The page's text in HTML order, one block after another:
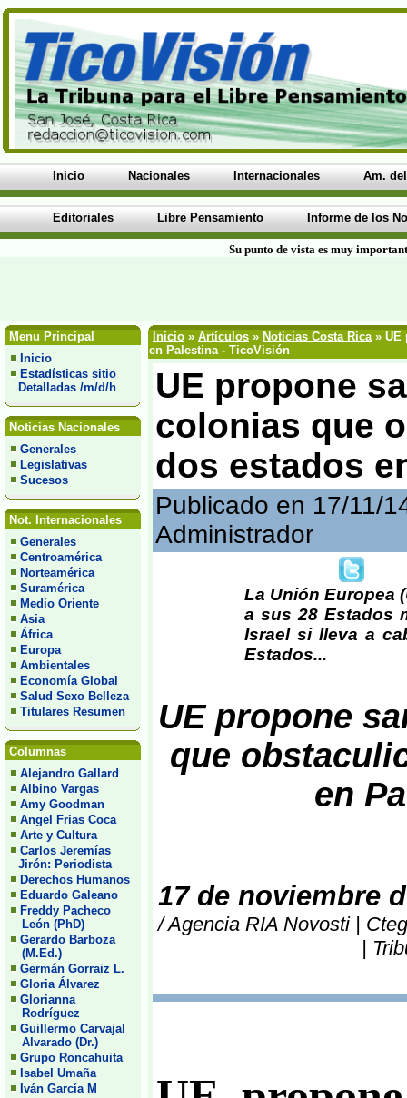
Inicio Nacionales Internacionales Am.
Editoriales Libre Pensamiento Informe de los
Su punto de vista es muy
Menu Principal
Inicio
Estadísticas sitio
Detalladas /m/d/h
Noticias Nacionales
Generales
Legislativas
Sucesos
Not. Internacionales
Generales
Centroamérica
Norteamérica
Suramérica
Medio Oriente
Asia
África
Europa
Ambientales
Economía Global
Salud Sexo Belleza
Titulares Resumen
Columnas
Alejandro Gallard
Albino Vargas
Amy Goodman
Angel Frias Coca
Arte y Cultura
Carlos Jeremías
Jirón: Periodista
Derechos Humanos
Eduardo Galeano
Freddy Pacheco
León (PhD)
Gerardo Barboza
(M.Ed.)
Germán Gorraiz L.
Gloria Álvarez
Glorianna
Rodríguez
Guillermo Carvajal
Alvarado (Dr.)
Grupo Roncahuita
Isabel Umaña
Iván García M
Inicio » Artículos » Noticias Costa Rica» UE
en Palestina - TicoVisión
UE propone
colonias que
dos estados
Publicado en 17/11/
Administrador
La Unión Europea
a sus 28 Estados
Israel si lleva a
Estados...
UE propone
que
en
17 de noviembre
/ Agencia RIA Novosti |
|